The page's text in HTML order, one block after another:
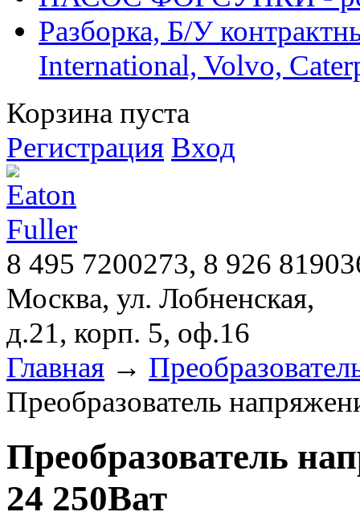
Разборка, Б/У
International, Volvo,
Корзина пуста
Регистрация Вход
8 495 7200273, 8 926
Москва, ул. Лобненская,
д.21, корп. 5, оф.16
Главная →
Преобразователь
Преобразователь
24 250Ват